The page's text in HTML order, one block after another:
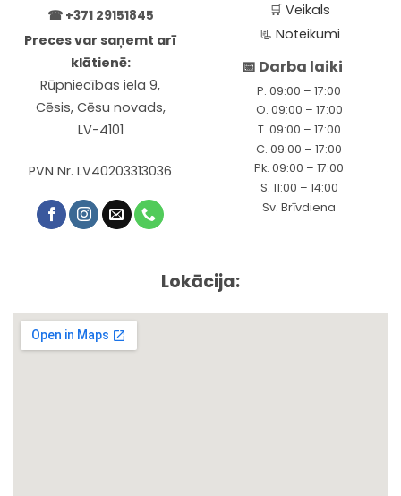
☎ +371 29151845
Preces var saņemt arī
klātienē:
Rūpniecības iela 9,
Cēsis, Cēsu novads,
LV-4101
PVN Nr. LV40203313036
🛒Veikals
📃Noteikumi
📅 Darba laiki
P. 09:00 – 17:00
O. 09:00 – 17:00
T. 09:00 – 17:00
C. 09:00 – 17:00
Pk. 09:00 – 17:00
S. 11:00 – 14:00
Sv. Brīvdiena
Lokācija: